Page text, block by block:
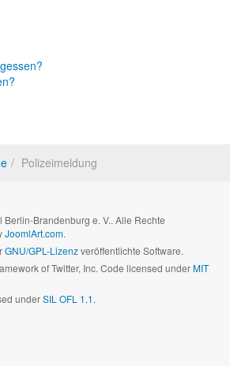
Polizeimeldung
Brandenburg e. V.. Alle Rechte
JoomlArt.com.
GNU/GPL-Lizenzveröffentlichte Software.
of Twitter, Inc. Code licensed underMIT
underSIL OFL 1.1.